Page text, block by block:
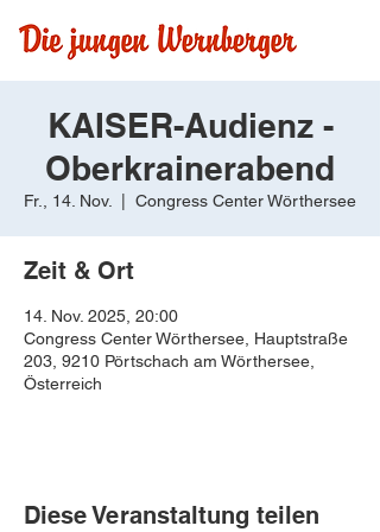
KAISER-Audienz -
Oberkrainerabend
Fr., 14. Nov. Congress Center Wörthersee
Zeit & Ort
14. Nov. 2025, 20:00
Congress Center Wörthersee, Hauptstraße
203, 9210 Pörtschach am Wörthersee,
Österreich
Diese Veranstaltung teilen